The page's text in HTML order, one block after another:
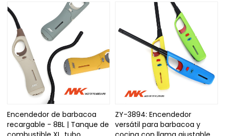
Encendedor de barbacoa
recargable - 8BL | Tanque de
ZY-3894: Encendedor
versátil para barbacoa y